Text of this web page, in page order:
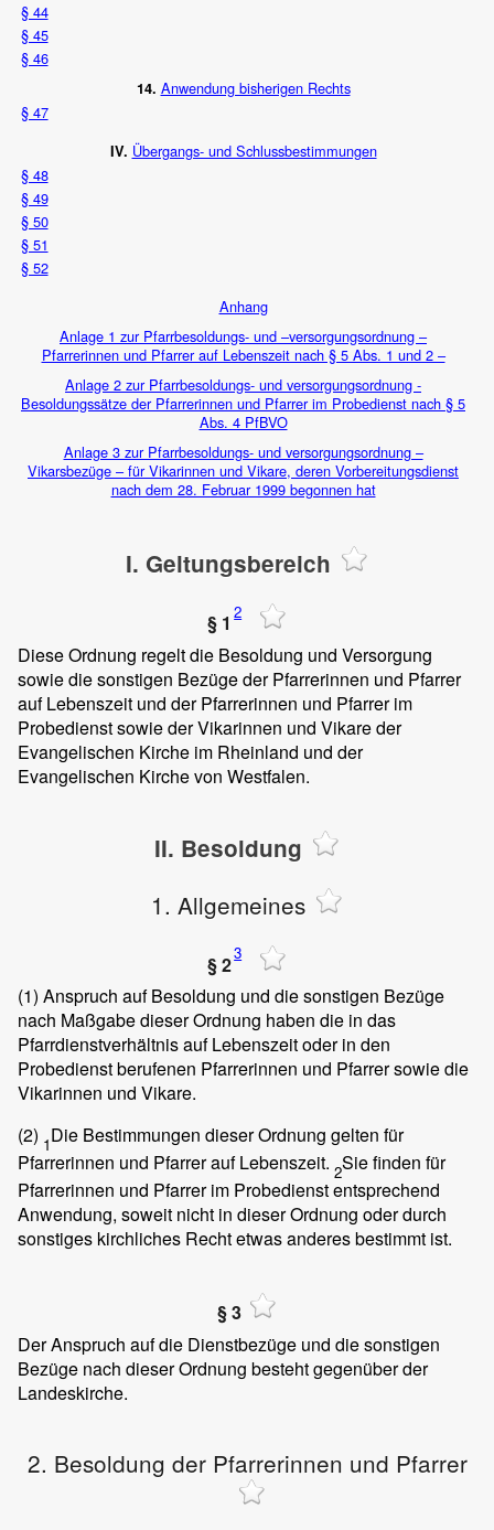
§ 44
§ 45
§ 46
14. Anwendung bisherigen Rechts
§ 47
IV. Übergangs- und Schlussbestimmungen
§ 48
§ 49
§ 50
§ 51
§ 52
Anhang
Anlage 1 zur Pfarrbesoldungs- und –versorgungsordnung –
Pfarrerinnen und Pfarrer auf Lebenszeit nach § 5 Abs. 1 und 2 –
Anlage 2 zur Pfarrbesoldungs- und versorgungsordnung -
Besoldungssätze der Pfarrerinnen und Pfarrer im Probedienst nach § 5
Abs. 4 PfBVO
Anlage 3 zur Pfarrbesoldungs- und versorgungsordnung –
Vikarsbezüge – für Vikarinnen und Vikare, deren Vorbereitungsdienst
nach dem 28. Februar 1999 begonnen hat
I. Geltungsbereich
§ 1 2
Diese Ordnung regelt die Besoldung und Versorgung
sowie die sonstigen Bezüge der Pfarrerinnen und Pfarrer
auf Lebenszeit und der Pfarrerinnen und Pfarrer im
Probedienst sowie der Vikarinnen und Vikare der
Evangelischen Kirche im Rheinland und der
Evangelischen Kirche von Westfalen.
II. Besoldung
1. Allgemeines
§ 23
(1) Anspruch auf Besoldung und die sonstigen Bezüge
nach Maßgabe dieser Ordnung haben die in das
Pfarrdienstverhältnis auf Lebenszeit oder in den
Probedienst berufenen Pfarrerinnen und Pfarrer sowie die
Vikarinnen und Vikare.
(2) 1Die Bestimmungen dieser Ordnung gelten für
Pfarrerinnen und Pfarrer auf Lebenszeit. 2Sie finden für
Pfarrerinnen und Pfarrer im Probedienst entsprechend
Anwendung, soweit nicht in dieser Ordnung oder durch
sonstiges kirchliches Recht etwas anderes bestimmt ist.
§ 3
Der Anspruch auf die Dienstbezüge und die sonstigen
Bezüge nach dieser Ordnung besteht gegenüber der
Landeskirche.
2. Besoldung der Pfarrerinnen und Pfarrer